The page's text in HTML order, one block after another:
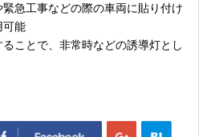
緊急工事などの際の車両に貼り付け
可能
ることで、非常時などの誘導灯とし